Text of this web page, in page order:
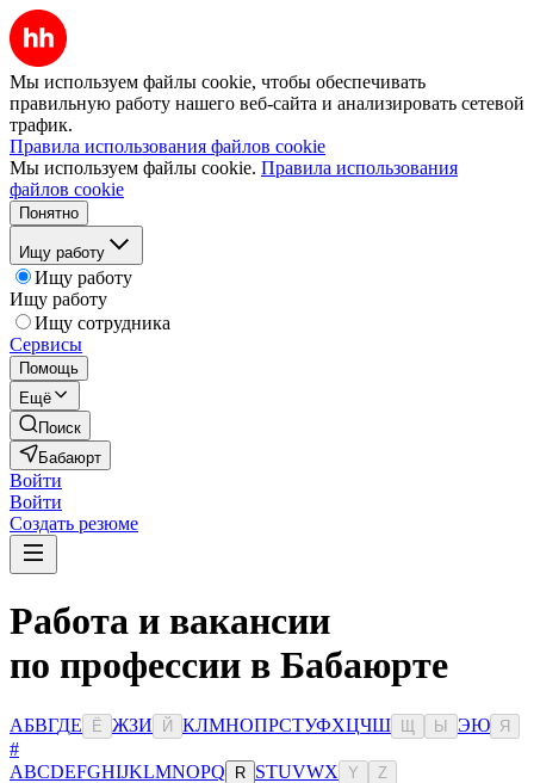
Мы используем файлы cookie, чтобы обеспечивать
правильную работу нашего веб-сайта и анализировать сетевой
трафик.
Правила использования файлов cookie
Мы используем файлы cookie. Правила использования
файлов cookie
Понятно
Ищу работу
Ищу работу
Ищу работу
Ищу сотрудника
Сервисы
Помощь
Ещё
Поиск
Бабаюрт
Войти
Войти
Создать резюме
Работа и вакансии
по профессии в Бабаюрте
АБВГДЕ Ё ЖЗИ Й КЛМНОПРСТУФХЦЧШ Ы ЭЮ Я
#
ABCDEFGHIJKLMNOPQ R STUVWX Y Z